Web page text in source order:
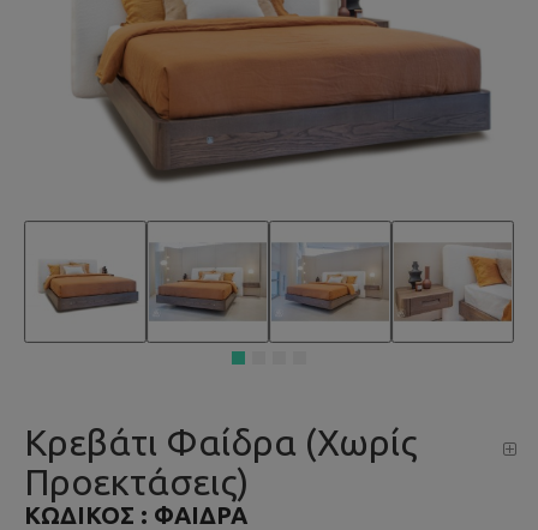
Kρεβάτι Φαίδρα (Χωρίς
Προεκτάσεις)
ΚΩΔΙΚΌΣ : ΦΑΊΔΡΑ